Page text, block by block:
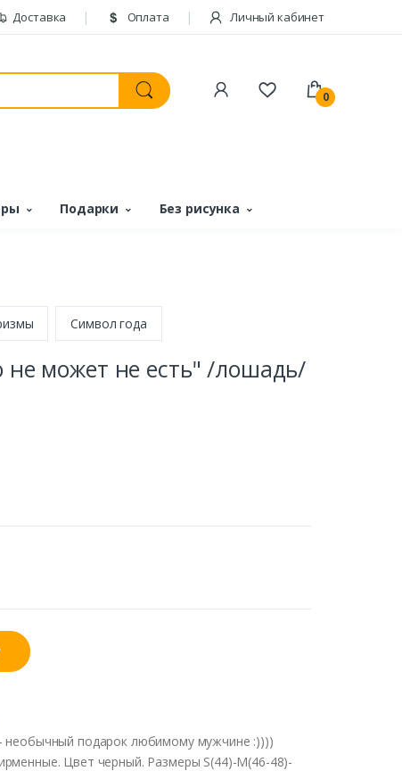
Доставка Оплата Личный кабинет
0
Подарки Без рисунка
Символ года
не может не есть" /лошадь/
необычный подарок любимому мужчине :))))
Цвет черный. Размеры S(44)-M(46-48)-